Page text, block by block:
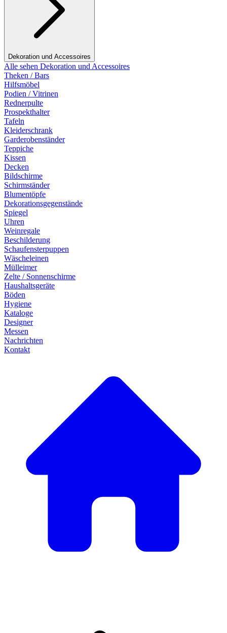
Dekoration und Accessoires
Alle sehen Dekoration und Accessoires
Theken / Bars
Hilfsmöbel
Podien / Vitrinen
Rednerpulte
Prospekthalter
Tafeln
Kleiderschrank
Garderobenständer
Teppiche
Kissen
Decken
Bildschirme
Schirmständer
Blumentöpfe
Dekorationsgegenstände
Spiegel
Uhren
Weinregale
Beschilderung
Schaufensterpuppen
Wäscheleinen
Mülleimer
Zelte / Sonnenschirme
Haushaltsgeräte
Böden
Hygiene
Kataloge
Designer
Messen
Nachrichten
Kontakt